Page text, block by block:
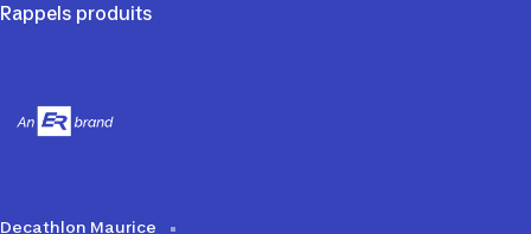
Rappels produits
Decathlon Maurice